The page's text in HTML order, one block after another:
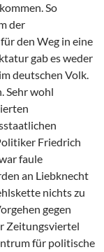
So
der
den Weg in eine
gab es weder
deutschen Volk.
Sehr wohl
Friedrich
faule
an Liebknecht
nichts zu
gegen
Zeitungsviertel
für politische